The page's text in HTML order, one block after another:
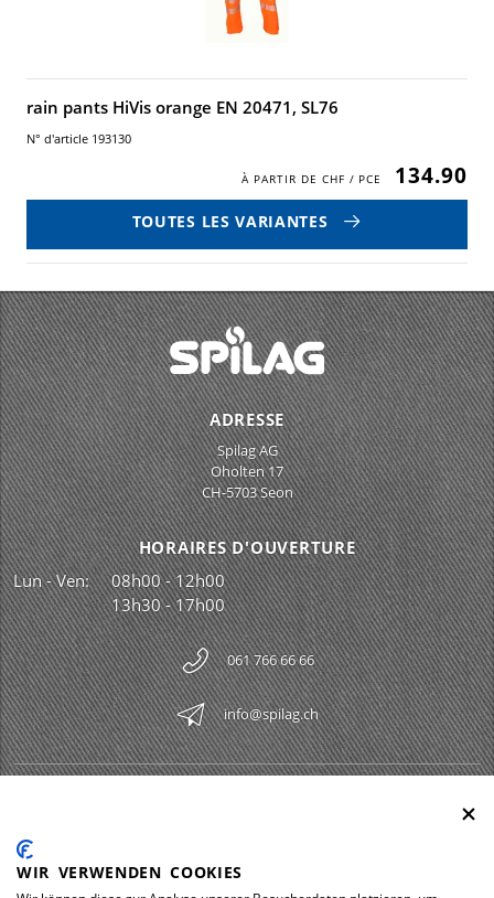
rain pants HiVis orange EN 20471, SL76
N° d'article 193130
134.90
TOUTES LES VARIANTES
ADRESSE
Spilag AG
Oholten 17
CH-5703 Seon
HORAIRES D'OUVERTURE
Lun - Ven:
08h00 - 12h00
13h30 - 17h00
061 766 66 66
info@spilag.ch
LEGAL
DOWNLOADS
WIR VERWENDEN COOKIES